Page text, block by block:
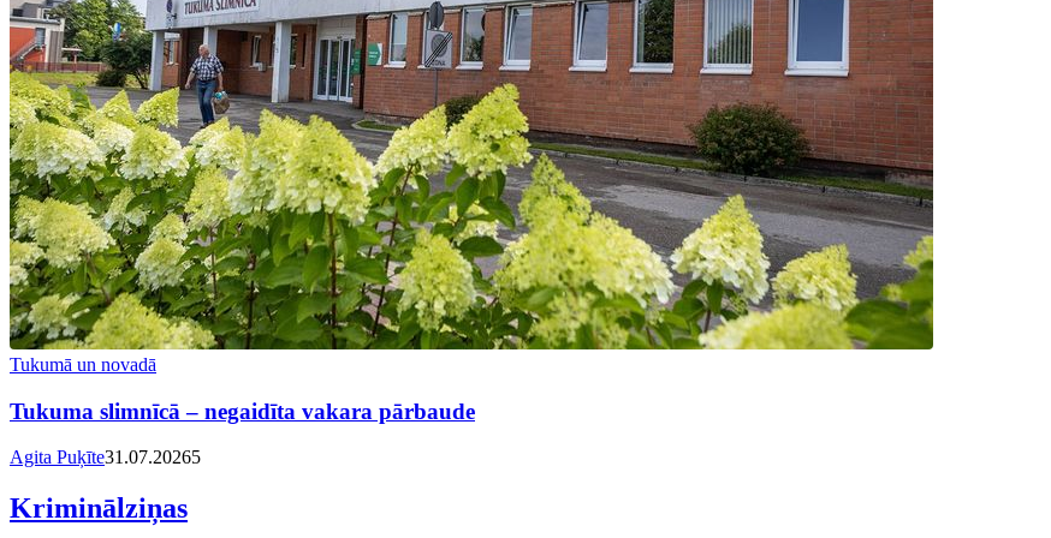
Tukumā un novadā
Tukuma slimnīcā – negaidīta vakara pārbaude
Agita Puķīte31.07.20265
Kriminālziņas